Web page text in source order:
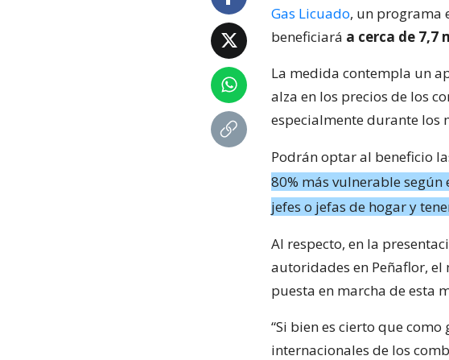
Gas Licuado, un programa
beneficiará a cerca de 7,7
La medida contempla un
alza en los precios de los
especialmente durante los
Podrán optar al beneficio
80% más vulnerable según
jefes o jefas de hogar y
Al respecto, en la
autoridades en Peñaflor,
puesta en marcha de esta
“Si bien es cierto que
internacionales de los